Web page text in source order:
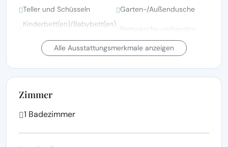
Teller und Schüsseln
Garten-/Außendusche
Kinderbett(en)/Babybett(en)
Bettwäsche vorhanden
Bettwäsche, Handtücher
Richtlinien der örtlichen
Alle Ausstattungsmerkmale anzeigen
Zimmer
1 Badezimmer